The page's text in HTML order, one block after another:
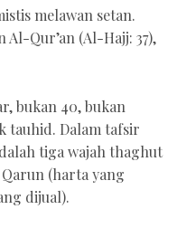
melawan setan.
Al-Qur’an (Al-Hajj: 37),
bukan 40, bukan
tauhid. Dalam tafsir
tiga wajah thaghut
Qarun (harta yang
dijual).